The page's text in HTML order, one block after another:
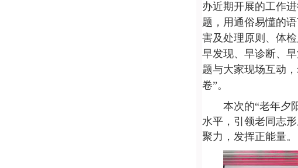
办近期开展的工作
题，用通俗易懂的
害及处理原则、体
早发现、早诊断、
题与大家现场互动
卷”。
本次的“老年夕
水平，引领老同志
聚力，发挥正能量。